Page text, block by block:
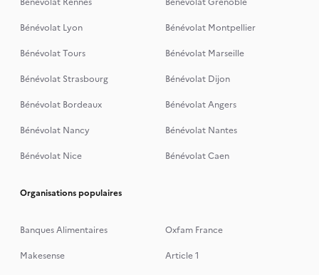
Bénévolat Lyon
Bénévolat Montpellier
Bénévolat Tours
Bénévolat Marseille
Bénévolat Strasbourg
Bénévolat Dijon
Bénévolat Bordeaux
Bénévolat Angers
Bénévolat Nancy
Bénévolat Nantes
Bénévolat Nice
Bénévolat Caen
Organisations populaires
Banques Alimentaires
Oxfam France
Makesense
Article 1